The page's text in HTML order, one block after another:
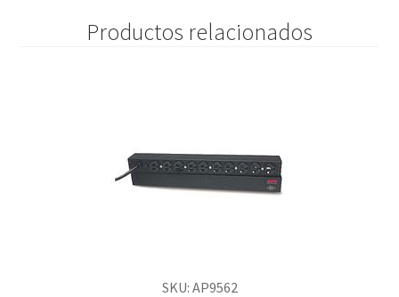
Productos relacionados
SKU: AP9562